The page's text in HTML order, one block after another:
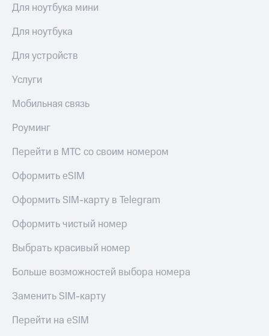
Для ноутбука мини
Для ноутбука
Для устройств
Услуги
Мобильная связь
Роуминг
Перейти в МТС со своим номером
Оформить eSIM
Оформить SIM-карту в Telegram
Оформить чистый номер
Выбрать красивый номер
Больше возможностей выбора номера
Заменить SIM-карту
Перейти на eSIM